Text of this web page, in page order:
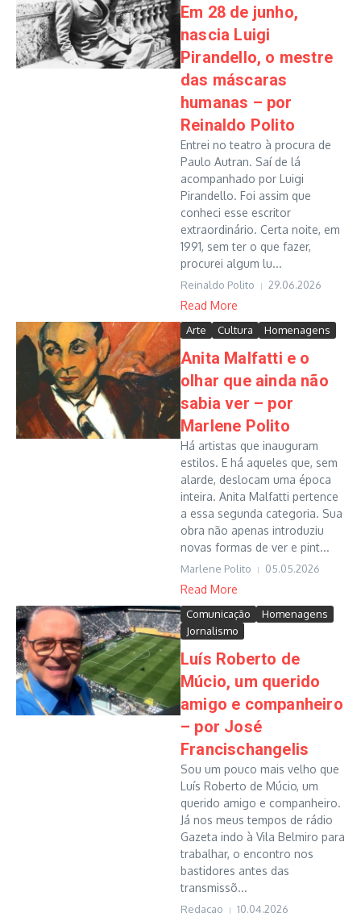
Em 28 de junho,
nascia Luigi
Pirandello, o mestre
das máscaras
humanas – por
Reinaldo Polito
Entrei no teatro à procura de
Paulo Autran. Saí de lá
acompanhado por Luigi
Pirandello. Foi assim que
conheci esse escritor
extraordinário. Certa noite, em
1991, sem ter o que fazer,
procurei algum lu...
Reinaldo Polito 29.06.2026
Read More
Arte Cultura Homenagens
Anita Malfatti e o
olhar que ainda não
sabia ver – por
Marlene Polito
Há artistas que inauguram
estilos. E há aqueles que, sem
alarde, deslocam uma época
inteira. Anita Malfatti pertence
a essa segunda categoria. Sua
obra não apenas introduziu
novas formas de ver e pint...
Marlene Polito 05.05.2026
Read More
Comunicação
Homenagens
Jornalismo
Luís Roberto de
Múcio, um querido
amigo e companheiro
– por José
Francischangelis
Sou um pouco mais velho que
Luís Roberto de Múcio, um
querido amigo e companheiro.
Já nos meus tempos de rádio
Gazeta indo à Vila Belmiro para
trabalhar, o encontro nos
bastidores antes das
transmissõ...
Redacao 10.04.2026